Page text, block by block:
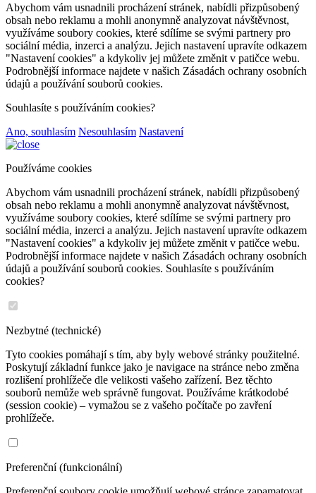
Abychom vám usnadnili procházení stránek, nabídli přizpůsobený
obsah nebo reklamu a mohli anonymně analyzovat návštěvnost,
využíváme soubory cookies, které sdílíme se svými partnery pro
sociální média, inzerci a analýzu. Jejich nastavení upravíte odkazem
"Nastavení cookies" a kdykoliv jej můžete změnit v patičce webu.
Podrobnější informace najdete v našich Zásadách ochrany osobních
údajů a používání souborů cookies.
Souhlasíte s používáním cookies?
Ano, souhlasím Nesouhlasím Nastavení
Používáme cookies
Abychom vám usnadnili procházení stránek, nabídli přizpůsobený
obsah nebo reklamu a mohli anonymně analyzovat návštěvnost,
využíváme soubory cookies, které sdílíme se svými partnery pro
sociální média, inzerci a analýzu. Jejich nastavení upravíte odkazem
"Nastavení cookies" a kdykoliv jej můžete změnit v patičce webu.
Podrobnější informace najdete v našich Zásadách ochrany osobních
údajů a používání souborů cookies. Souhlasíte s používáním
cookies?
Nezbytné (technické)
Tyto cookies pomáhají s tím, aby byly webové stránky použitelné.
Poskytují základní funkce jako je navigace na stránce nebo změna
rozlišení prohlížeče dle velikosti vašeho zařízení. Bez těchto
souborů nemůže web správně fungovat. Používáme krátkodobé
(session cookie) – vymažou se z vašeho počítače po zavření
prohlížeče.
Preferenční (funkcionální)